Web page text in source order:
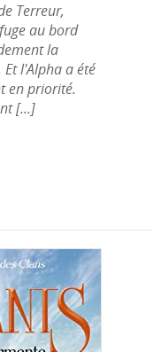
Terreur,
au bord
la
l'Alpha a été
en priorité.
[...]